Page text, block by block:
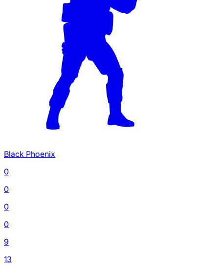
Black Phoenix
0
0
0
0
9
13